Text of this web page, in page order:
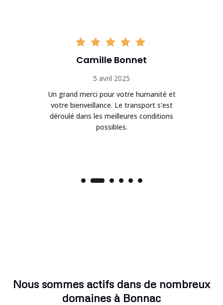
Camille Bonnet
5 avril 2025
Un grand merci pour votre humanité et
votre bienveillance. Le transport s'est
déroulé dans les meilleures conditions
possibles.
Nous sommes actifs dans de nombreux
domaines à Bonnac